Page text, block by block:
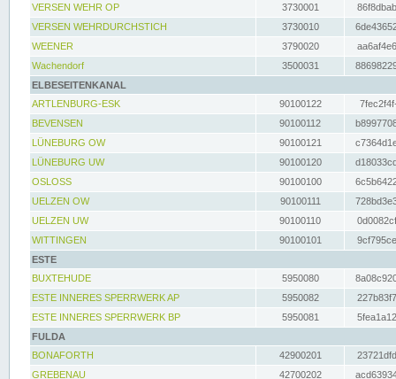
VERSEN WEHR OP
3730001
VERSEN WEHRDURCHSTICH
3730010
WEENER
3790020
Wachendorf
3500031
ELBESEITENKANAL
ARTLENBURG-ESK
90100122
BEVENSEN
90100112
LÜNEBURG OW
90100121
LÜNEBURG UW
90100120
OSLOSS
90100100
UELZEN OW
90100111
UELZEN UW
90100110
WITTINGEN
90100101
ESTE
BUXTEHUDE
5950080
ESTE INNERES SPERRWERK AP
5950082
ESTE INNERES SPERRWERK BP
5950081
FULDA
BONAFORTH
42900201
GREBENAU
42700202